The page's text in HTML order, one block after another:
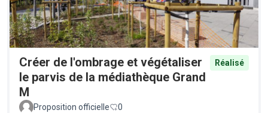
Créer de l'ombrage et végétaliser
le parvis de la médiathèque Grand
M
Réalisé
Proposition officielle 0